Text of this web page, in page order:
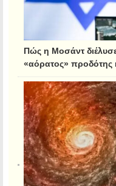
Πώς η Μοσάντ
«αόρατος» προδότης